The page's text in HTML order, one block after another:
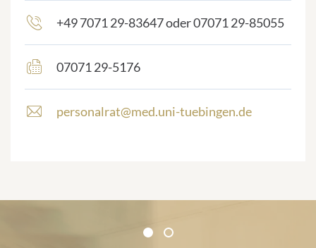
frontend.sr-
+49 7071 29-83647 oder 07071 29-85055
frontend.sr-
07071 29-5176
E
a
personalrat@med.uni-tuebingen.de
Certificates and Associations
1 2